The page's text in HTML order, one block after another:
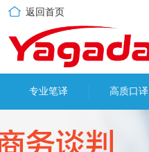
返回首页
专业笔译 高质口译